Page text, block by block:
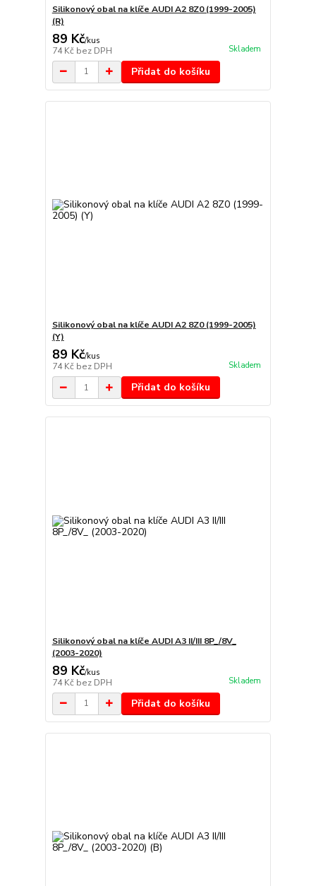
Silikonový obal na klíče AUDI A2 8Z0 (1999-2005)
(R)
89 Kč/kus
74 Kč bez DPH Skladem
Přidat do košíku
Silikonový obal na klíče AUDI A2 8Z0 (1999-2005)
(Y)
89 Kč/kus
74 Kč bez DPH Skladem
Přidat do košíku
Silikonový obal na klíče AUDI A3 II/III 8P_/8V_
(2003-2020)
89 Kč/kus
74 Kč bez DPH Skladem
Přidat do košíku